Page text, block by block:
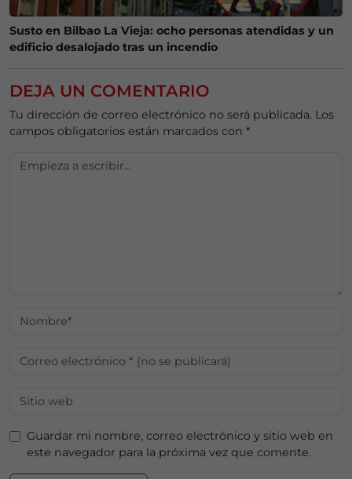
Susto en Bilbao La Vieja: ocho personas atendidas y un
edificio desalojado tras un incendio
DEJA UN COMENTARIO
Tu dirección de correo electrónico no será publicada. Los
campos obligatorios están marcados con *
Guardar mi nombre, correo electrónico y sitio web en
este navegador para la próxima vez que comente.